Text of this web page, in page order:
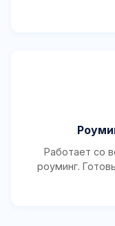
Работает со
роуминг.